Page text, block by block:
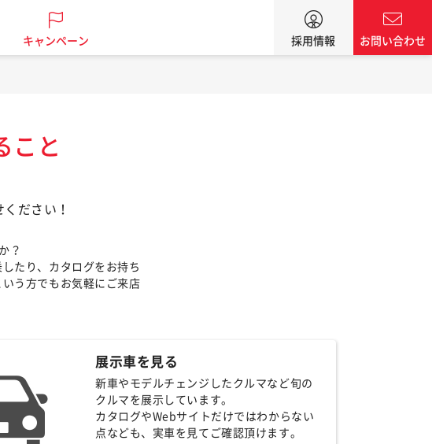
キャンペーン 採用情報 お問い合わせ
こと
ださい！
？
たり、カタログをお持ち
う方でもお気軽にご来店
展示車を見る
新車やモデルチェンジしたクルマなど旬の
クルマを展示しています。
カタログやWebサイトだけではわからない
点なども、実車を見てご確認頂けます。